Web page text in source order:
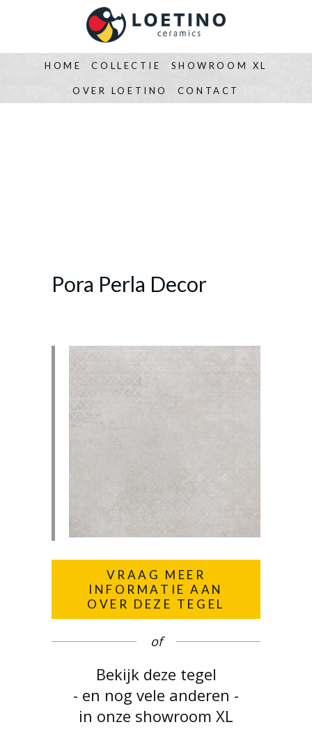
HOME COLLECTIE SHOWROOM XL
OVER LOETINO CONTACT
Pora Perla Decor
VRAAG MEER
INFORMATIE AAN
OVER DEZE TEGEL
of
Bekijk deze tegel
- en nog vele anderen -
in onze showroom XL